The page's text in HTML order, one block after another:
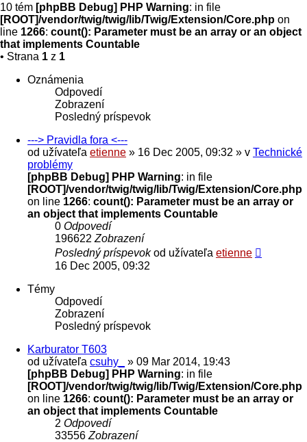
10 tém [phpBB Debug] PHP Warning: in file
[ROOT]/vendor/twig/twig/lib/Twig/Extension/Core.php on
line 1266: count(): Parameter must be an array or an object
that implements Countable
• Strana 1 z 1
Oznámenia
Odpovedí
Zobrazení
Posledný príspevok
---> Pravidla fora <---
od užívateľa etienne » 16 Dec 2005, 09:32 » v Technické
problémy
[phpBB Debug] PHP Warning: in file
[ROOT]/vendor/twig/twig/lib/Twig/Extension/Core.php
on line 1266: count(): Parameter must be an array or
an object that implements Countable
0 Odpovedí
196622 Zobrazení
Posledný príspevokod užívateľa etienne
16 Dec 2005, 09:32
Témy
Odpovedí
Zobrazení
Posledný príspevok
Karburator T603
od užívateľa csuhy_
» 09 Mar 2014, 19:43
[phpBB Debug] PHP Warning: in file
[ROOT]/vendor/twig/twig/lib/Twig/Extension/Core.php
on line 1266: count(): Parameter must be an array or
an object that implements Countable
2 Odpovedí
33556 Zobrazení